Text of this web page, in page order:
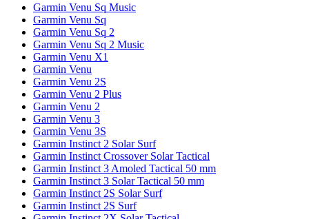
Garmin Venu Sq Music
Garmin Venu Sq
Garmin Venu Sq 2
Garmin Venu Sq 2 Music
Garmin Venu X1
Garmin Venu
Garmin Venu 2S
Garmin Venu 2 Plus
Garmin Venu 2
Garmin Venu 3
Garmin Venu 3S
Garmin Instinct 2 Solar Surf
Garmin Instinct Crossover Solar Tactical
Garmin Instinct 3 Amoled Tactical 50 mm
Garmin Instinct 3 Solar Tactical 50 mm
Garmin Instinct 2S Solar Surf
Garmin Instinct 2S Surf